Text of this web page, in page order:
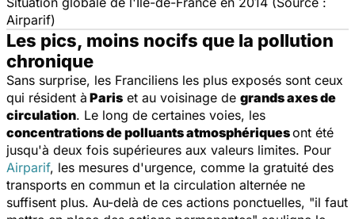
Airparif)
Les pics, moins nocifs que la pollution
chronique
Sans surprise, les Franciliens les plus exposés sont ceux
qui résident à Paris et au voisinage de grands axes de
circulation. Le long de certaines voies, les
concentrations de polluants atmosphériquesont été
jusqu'à deux fois supérieures aux valeurs limites. Pour
Airparif, les mesures d'urgence, comme la gratuité des
transports en commun et la circulation alternée ne
suffisent plus. Au-delà de ces actions ponctuelles, "il faut